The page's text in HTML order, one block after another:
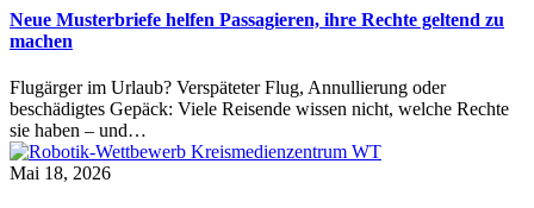
Neue Musterbriefe helfen Passagieren, ihre Rechte geltend zu
machen
Flugärger im Urlaub? Verspäteter Flug, Annullierung oder
beschädigtes Gepäck: Viele Reisende wissen nicht, welche Rechte
sie haben – und…
Mai 18, 2026